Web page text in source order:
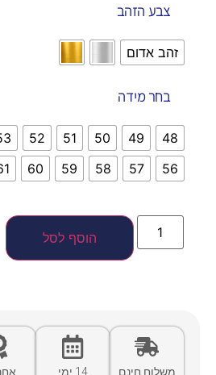
צבע הזהב
זהב אדום
בחר מידה
48
49
50
51
52
56
57
58
59
60
הוסף לסל
14 ימי
משלוח חינם